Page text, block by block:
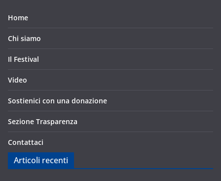
Home
Chi siamo
Il Festival
Video
Sostienici con una donazione
Sezione Trasparenza
Contattaci
Articoli recenti